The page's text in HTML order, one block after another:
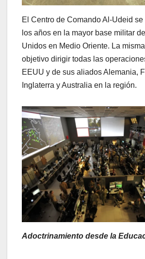
El Centro de Comando Al-Udeid
los años en la mayor base militar
Unidos en Medio Oriente. La
objetivo dirigir todas las
EEUU y de sus aliados Alemania,
Inglaterra y Australia en la región.
Adoctrinamiento desde la